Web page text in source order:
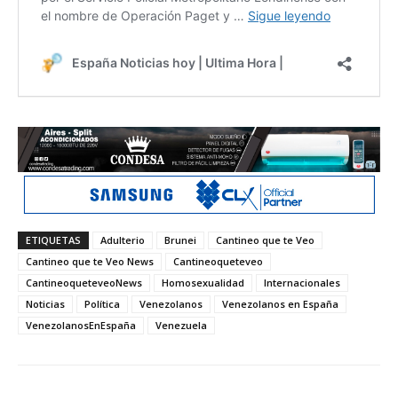
ETIQUETAS Adulterio Brunei
Cantineo que te Veo
Cantineo que te Veo News
Cantineoqueteveo
CantineoqueteveoNews
Homosexualidad
Internacionales
Noticias
Política Venezolanos
Venezolanos en España
VenezolanosEnEspaña
Venezuela